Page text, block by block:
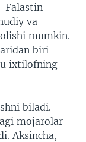
Falastin
va
mumkin.
biri
ixtilofning
biladi.
mojarolar
Aksincha,